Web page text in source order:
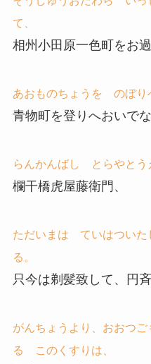
て、
相州小田原一色町をお
あおものちょうを のぼり
青物町を登りへおいでな
らんかんばし とらやとう
欄干橋虎屋藤衛門、
ただいまは ていはついた
る。
只今は剃髪致して、円
がんちょうより、おおつ
る このくすりは、